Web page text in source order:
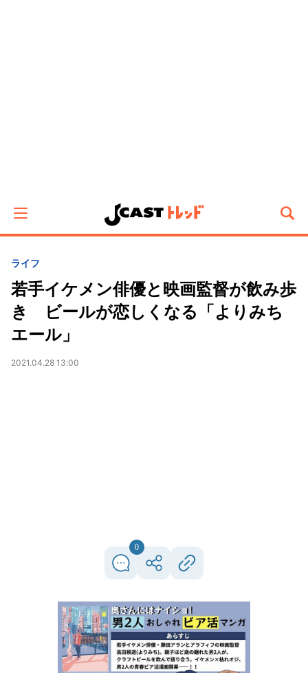
ライフ
若手イケメン俳優と映画監督が飲み歩
き ビールが恋しくなる「よりみち
エール」
2021.04.28 13:00
0